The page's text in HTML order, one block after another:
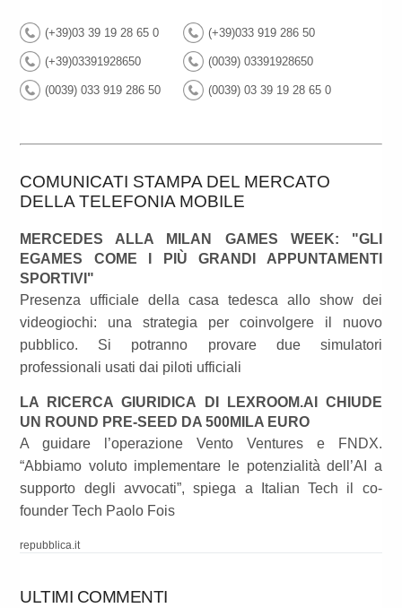
(+39)03 39 19 28 65 0 (+39)033 919 286 50
(+39)03391928650 (0039) 03391928650
(0039) 033 919 286 50 (0039) 03 39 19 28 65 0
COMUNICATI STAMPA DEL MERCATO
DELLA TELEFONIA MOBILE
MERCEDES ALLA MILAN GAMES WEEK: "GLI
EGAMES COME I PIÙ GRANDI APPUNTAMENTI
SPORTIVI"
Presenza ufficiale della casa tedesca allo show dei
videogiochi: una strategia per coinvolgere il nuovo
pubblico. Si potranno provare due simulatori
professionali usati dai piloti ufficiali
LA RICERCA GIURIDICA DI LEXROOM.AI CHIUDE
UN ROUND PRE-SEED DA 500MILA EURO
A guidare l’operazione Vento Ventures e FNDX.
“Abbiamo voluto implementare le potenzialità dell’AI a
supporto degli avvocati”, spiega a Italian Tech il co-
founder Tech Paolo Fois
repubblica.it
ULTIMI COMMENTI